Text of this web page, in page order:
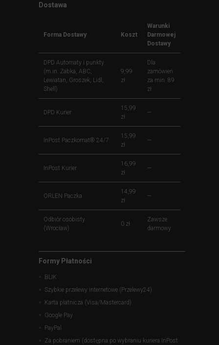
Dostawa
Forma Dostawy Koszt
Warunki
Darmowej
Dostawy
DPD Automaty i punkty
(m.in. Żabka, ABC,
Lewiatan, Groszek, Lidl,
Shell)
9,99
zł
Dla
zamówień
za min. 89
zł
DPD Kurier
15,99
zł
—
InPost Paczkomat® 24/7
15,99
zł
—
InPost Kurier
16,99
zł
—
ORLEN Paczka
14,99
zł
—
Odbiór osobisty
(Wrocław)
0 zł
Zawsze
darmowy
Formy Płatności
BLIK
Szybkie przelewy internetowe (Przelewy24)
Karta płatnicza (Visa/Mastercard)
Google Pay
PayPal
Za pobraniem (dostępna po wybraniu kuriera InPost